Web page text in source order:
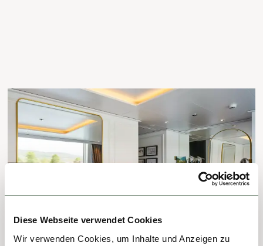
Diese Webseite verwendet Cookies
Wir verwenden Cookies, um Inhalte und Anzeigen zu